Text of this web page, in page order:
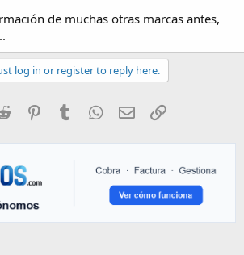
de muchas otras marcas antes,
log in or register to reply here.
Reddit PinterestTumblrWhatsApp
E-mailEnlace